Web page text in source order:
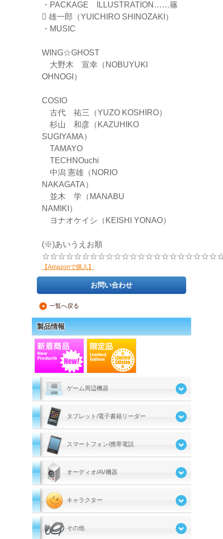
・PACKAGE ILLUSTRATION……篠
 雄一郎（YUICHIRO SHINOZAKI）
・MUSIC
WING☆GHOST
大野木 宣幸（NOBUYUKI
OHNOGI）
COSIO
古代 祐三（YUZO KOSHIRO）
杉山 和彦（KAZUHIKO
SUGIYAMA）
TAMAYO
TECHNOuchi
中潟 憲雄（NORIO
NAKAGATA）
並木 学（MANABU
NAMIKI）
ヨナオケイシ（KEISHI YONAO）
(※)あいうえお順
【Amazonで購入】
お問い合わせ
▲ 一覧へ戻る
製品情報
ゲーム周辺機器
タブレット/電子書籍リーダー
スマートフォン/携帯電話
オーディオ/AV機器
キャラクター
その他